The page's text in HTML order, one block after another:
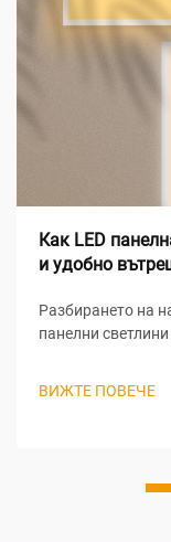
Как LED
и удобно
Разбирането на
панелни
ВИЖТЕ ПОВЕЧЕ